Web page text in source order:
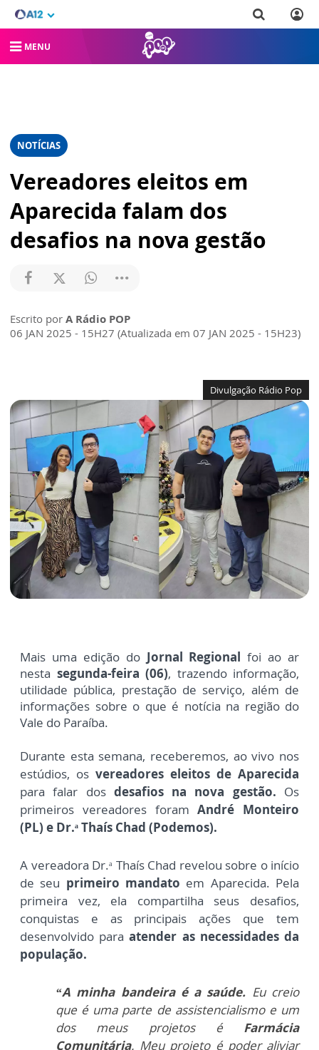
MENU
NOTÍCIAS
Vereadores eleitos em
Aparecida falam dos
desafios na nova gestão
Escrito por A Rádio POP
06 JAN 2025 - 15H27 (Atualizada em 07 JAN 2025 - 15H23)
Divulgação Rádio Pop
Mais uma edição do Jornal Regional foi ao ar
nesta segunda-feira (06), trazendo informação,
utilidade pública, prestação de serviço, além de
informações sobre o que é notícia na região do
Vale do Paraíba.
Durante esta semana, receberemos, ao vivo nos
estúdios, os vereadores eleitos de Aparecida
para falar dos desafios na nova gestão. Os
primeiros vereadores foramAndré Monteiro
(PL) e Dr.ᵃ Thaís Chad (Podemos).
A vereadora Dr.ᵃ Thaís Chad revelou sobre o início
de seu primeiro mandato em Aparecida. Pela
primeira vez, ela compartilha seus desafios,
conquistas e as principais ações que tem
desenvolvido paraatender as necessidades da
população.
“A minha bandeira é a saúde. Eu creio
que é uma parte de assistencialismo e um
dos meus projetos é Farmácia
Comunitária. Meu projeto é poder aliviar